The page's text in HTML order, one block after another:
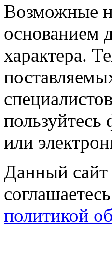
Возможные
основанием
характера.
или
Данный сайт
политикой